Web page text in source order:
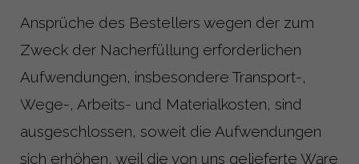
Ansprüche des Bestellers wegen der zum
Zweck der Nacherfüllung erforderlichen
Aufwendungen, insbesondere Transport-,
Wege-, Arbeits- und Materialkosten, sind
ausgeschlossen, soweit die Aufwendungen
sich erhöhen, weil die von uns gelieferte Ware